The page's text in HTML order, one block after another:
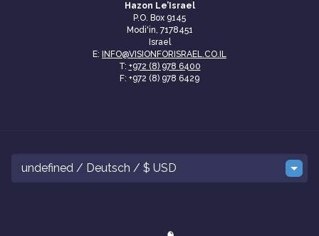
Hazon Le’Israel
P.O. Box 9145
Modi'in, 7178451
Israel
E:
INFO@VISIONFORISRAEL.CO.IL
T: +972 (8) 978 6400
F: +972 (8) 978 6429
undefined / Deutsch / $ USD